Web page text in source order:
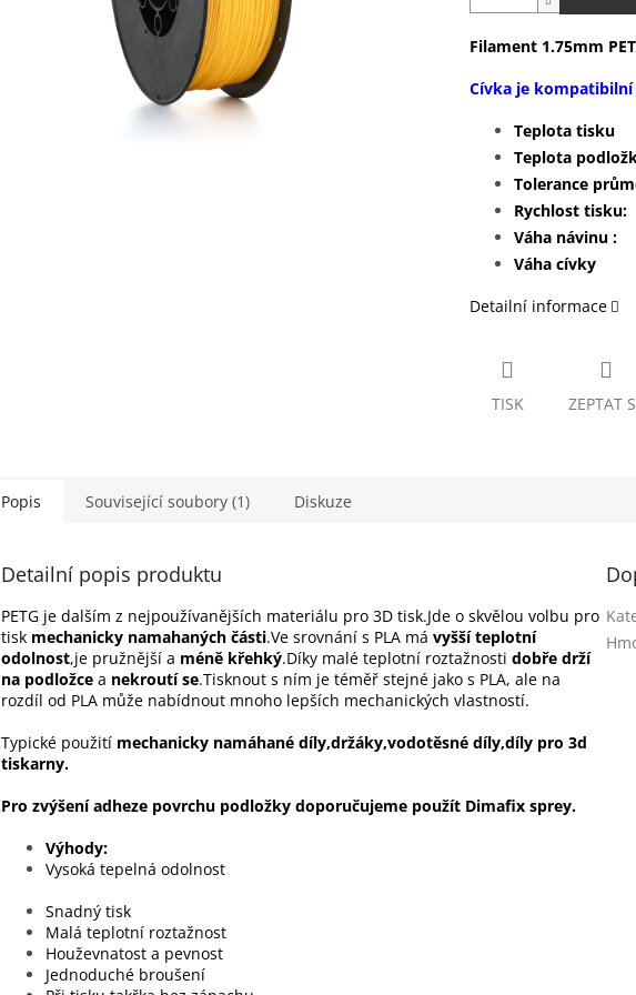
Filament 1.75mm
Cívka je kompatibilní
Teplota
Teplota
Tolerance
Rychlost tisku:
Váha
Váha
Detailní informace
TISK ZEPTAT
Popis Související soubory (1) Diskuze
Detailní popis produktu
PETG je dalším z nejpoužívanějších materiálu pro 3D tisk.Jde o skvělou volbu pro
tisk mechanicky namahaných části.Ve srovnání s PLA má vyšší teplotní
odolnost,je pružnější a méně křehký.Díky malé teplotní roztažnosti dobře drží
na podložce a nekroutí se.Tisknout s ním je téměř stejné jako s PLA, ale na
rozdíl od PLA může nabídnout mnoho lepších mechanických vlastností.
Typické použití mechanicky namáhané díly,držáky,vodotěsné díly,díly pro 3d
tiskarny.
Pro zvýšení adheze povrchu podložky doporučujeme použít Dimafix sprey.
Výhody:
Vysoká tepelná odolnost
Snadný tisk
Malá teplotní roztažnost
Houževnatost a pevnost
Jednoduché broušení